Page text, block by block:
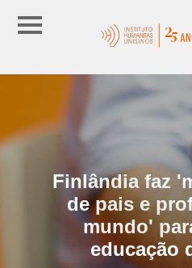
Finlândia faz
de pais e
mundo'
educação